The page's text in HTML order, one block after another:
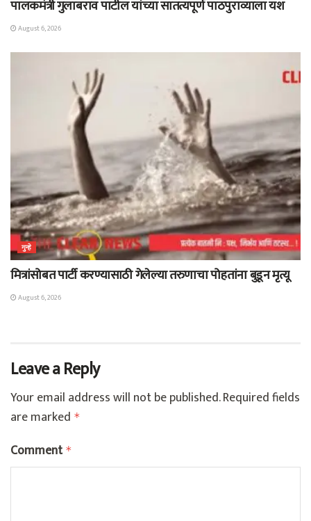
पालकमंत्री गुलाबराव पाटील यांच्या सातत्यपूर्ण पाठपुराव्याला यश
August 6, 2026
गुन्हे
मित्रांसोबत पार्टी करण्यासाठी गेलेल्या तरुणाचा पोहतांना बुडून मृत्यू
August 6, 2026
Leave a Reply
Your email address will not be published.Required fields
are marked *
Comment *